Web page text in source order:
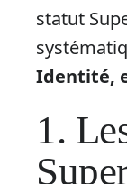
statut
Identité,
1.